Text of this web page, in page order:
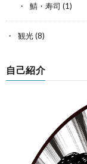
鯖・寿司 (1)
観光(8)
自己紹介